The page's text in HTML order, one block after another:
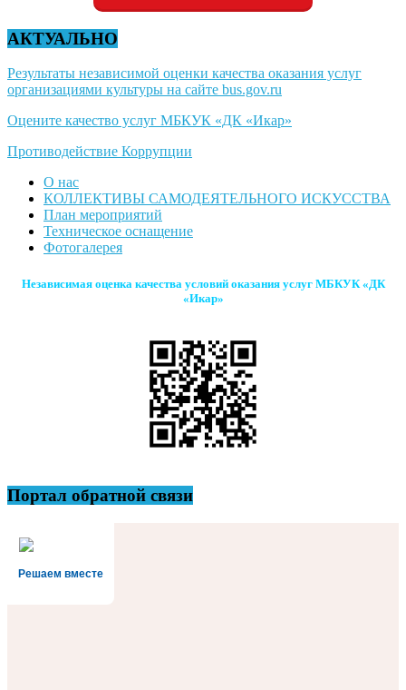
АКТУАЛЬНО
Результаты независимой оценки качества оказания услуг
организациями культуры на сайте bus.gov.ru
Оцените качество услуг МБКУК «ДК «Икар»
Противодействие Коррупции
О нас
КОЛЛЕКТИВЫ САМОДЕЯТЕЛЬНОГО ИСКУССТВА
План мероприятий
Техническое оснащение
Фотогалерея
Независимая оценка качества условий оказания услуг МБКУК «ДК
«Икар»
Портал обратной связи
Решаем вместе